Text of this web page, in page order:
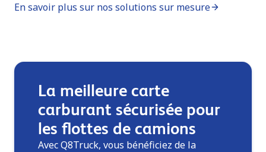
En savoir plus sur nos solutions sur mesure
La meilleure carte
carburant sécurisée pour
les flottes de camions
Avec Q8Truck, vous bénéficiez de la